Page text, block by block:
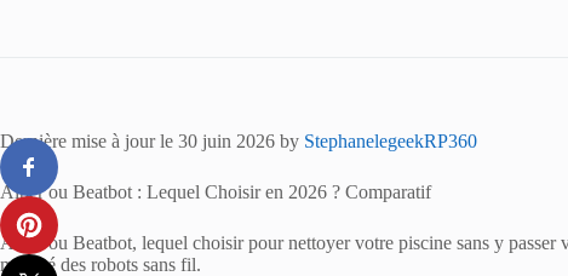
Dernière mise à jour le 30 juin 2026 by StephanelegeekRP360
Aiper ou Beatbot : Lequel Choisir en 2026 ? Comparatif
Aiper ou Beatbot, lequel choisir pour nettoyer votre piscine sans y passer
marché des robots sans fil.